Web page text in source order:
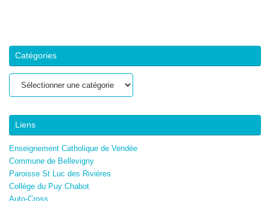
Catégories
Liens
Enseignement Catholique de Vendée
Commune de Bellevigny
Paroisse St Luc des Rivières
Collège du Puy Chabot
Auto-Cross